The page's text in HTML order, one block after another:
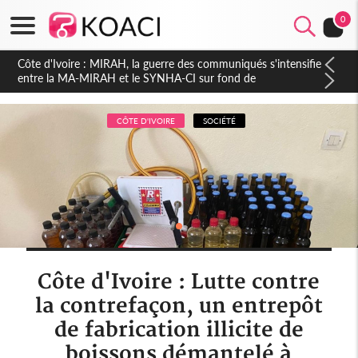
0
Côte d'Ivoire : Indépendance 2026, Thiam plaide pour un
environnement démocratique plus apaisé
CÔTE D'IVOIRE SOCIÉTÉ
Côte d'Ivoire : Lutte contre
la contrefaçon, un entrepôt
de fabrication illicite de